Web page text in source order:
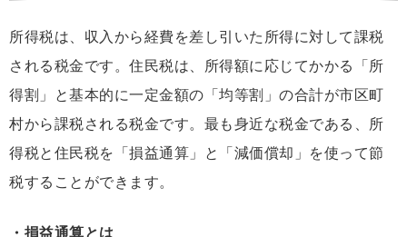
所得税は、収入から経費を差し引いた所得に対して課税
される税金です。住民税は、所得額に応じてかかる「所
得割」と基本的に一定金額の「均等割」の合計が市区町
村から課税される税金です。最も身近な税金である、所
得税と住民税を「損益通算」と「減価償却」を使って節
税することができます。
・損益通算とは